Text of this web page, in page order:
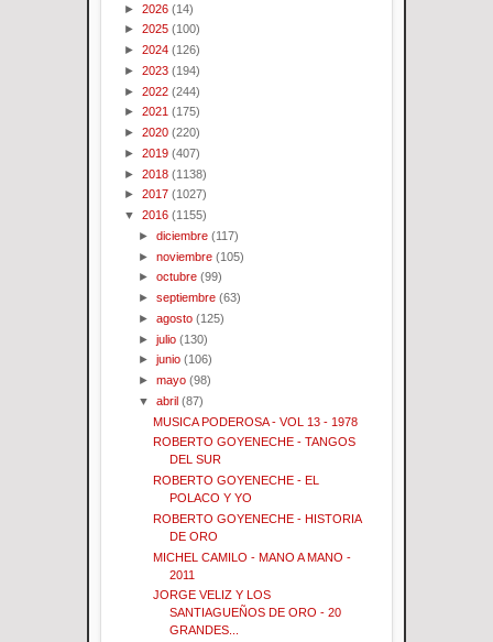
► 2026 (14)
► 2025 (100)
► 2024 (126)
► 2023 (194)
► 2022 (244)
► 2021 (175)
► 2020 (220)
► 2019 (407)
► 2018 (1138)
► 2017 (1027)
▼ 2016 (1155)
►diciembre (117)
►noviembre (105)
►octubre (99)
►septiembre (63)
►agosto (125)
►julio (130)
►junio (106)
►mayo (98)
▼abril (87)
MUSICA PODEROSA - VOL 13 - 1978
ROBERTO GOYENECHE - TANGOS
DEL SUR
ROBERTO GOYENECHE - EL
POLACO Y YO
ROBERTO GOYENECHE - HISTORIA
DE ORO
MICHEL CAMILO - MANO A MANO -
2011
JORGE VELIZ Y LOS
SANTIAGUEÑOS DE ORO - 20
GRANDES...